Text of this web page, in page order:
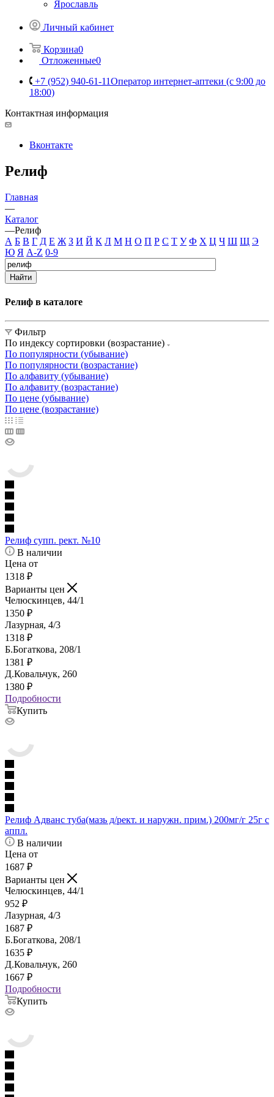
Ярославль
Личный кабинет
Корзина0
Отложенные0
+7 (952) 940-61-11Оператор интернет-аптеки (с 9:00 до
18:00)
Контактная информация
Вконтакте
Релиф
Главная
—
Каталог
—Релиф
А Б В Г Д Е Ж З И Й К Л М Н О П Р С Т У Ф Х Ц Ч Ш Щ Э
Ю Я A-Z 0-9
Найти
Релиф в каталоге
Фильтр
По индексу сортировки (возрастание)
По популярности (убывание)
По популярности (возрастание)
По алфавиту (убывание)
По алфавиту (возрастание)
По цене (убывание)
По цене (возрастание)
Релиф супп. рект. №10
В наличии
Цена от
1318 ₽
Варианты цен
Челюскинцев, 44/1
1350 ₽
Лазурная, 4/3
1318 ₽
Б.Богаткова, 208/1
1381 ₽
Д.Ковальчук, 260
1380 ₽
Подробности
Купить
Релиф Адванс туба(мазь д/рект. и наружн. прим.) 200мг/г 25г с
аппл.
В наличии
Цена от
1687 ₽
Варианты цен
Челюскинцев, 44/1
952 ₽
Лазурная, 4/3
1687 ₽
Б.Богаткова, 208/1
1635 ₽
Д.Ковальчук, 260
1667 ₽
Подробности
Купить